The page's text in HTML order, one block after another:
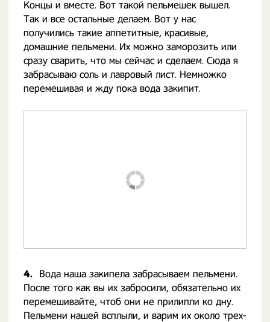
Концы и вместе. Вот такой пельмешек вышел.
Так и все остальные делаем. Вот у нас
получились такие аппетитные, красивые,
домашние пельмени. Их можно заморозить или
сразу сварить, что мы сейчас и сделаем. Сюда я
забрасываю соль и лавровый лист. Немножко
перемешивая и жду пока вода закипит.
4.
Вода наша закипела забрасываем пельмени.
После того как вы их забросили, обязательно их
перемешивайте, чтоб они не прилипли ко дну.
Пельмени нашей всплыли, и варим их около трех-